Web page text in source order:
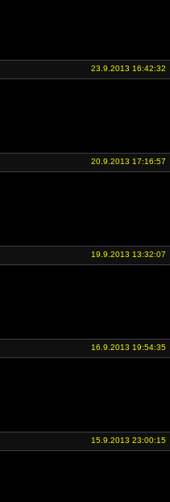
23.9.2013 16:42:32
20.9.2013 17:16:57
19.9.2013 13:32:07
16.9.2013 19:54:35
15.9.2013 23:00:15